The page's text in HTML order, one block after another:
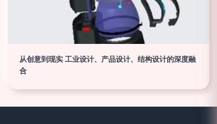
从创意到现实 工业设计、产品设计、结构设计的深度融
合